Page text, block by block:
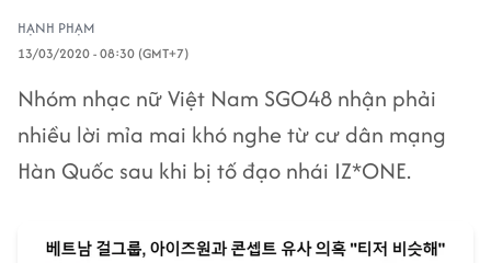
HẠNH PHẠM
13/03/2020 - 08:30 (GMT+7)
Nhóm nhạc nữ Việt Nam SGO48 nhận phải
nhiều lời mỉa mai khó nghe từ cư dân mạng
Hàn Quốc sau khi bị tố đạo nhái IZ*ONE.